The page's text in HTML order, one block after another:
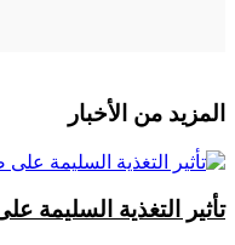
المزيد من الأخبار
تأثير التغذية السليمة